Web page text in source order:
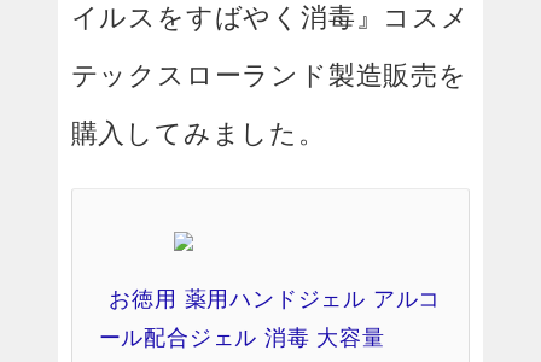
イルスをすばやく消毒』コスメ
テックスローランド製造販売を
購入してみました。
お徳用 薬用ハンドジェル アルコ
ール配合ジェル 消毒 大容量